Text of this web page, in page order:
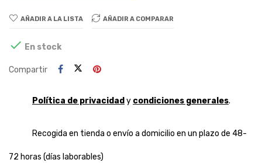
AÑADIR A LA LISTA AÑADIR A COMPARAR
 En stock
Compartir
Política de privacidad y condiciones generales.
Recogida en tienda o envío a domicilio en un plazo de 48-
72 horas (días laborables)